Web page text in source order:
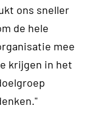
ons sneller
de hele
mee
krijgen in het